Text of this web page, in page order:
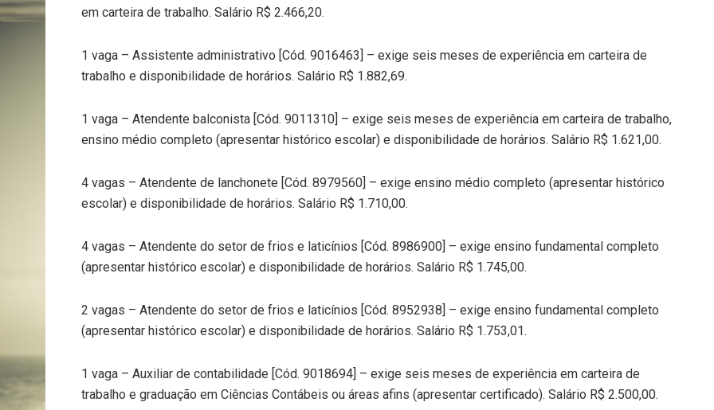
em carteira de trabalho. Salário R$ 2.466,20.
1 vaga – Assistente administrativo [Cód. 9016463] – exige seis meses de experiência em carteira de
trabalho e disponibilidade de horários. Salário R$ 1.882,69.
1 vaga – Atendente balconista [Cód. 9011310] – exige seis meses de experiência em carteira de trabalho,
ensino médio completo (apresentar histórico escolar) e disponibilidade de horários. Salário R$ 1.621,00.
4 vagas – Atendente de lanchonete [Cód. 8979560] – exige ensino médio completo (apresentar histórico
escolar) e disponibilidade de horários. Salário R$ 1.710,00.
4 vagas – Atendente do setor de frios e laticínios [Cód. 8986900] – exige ensino fundamental completo
(apresentar histórico escolar) e disponibilidade de horários. Salário R$ 1.745,00.
2 vagas – Atendente do setor de frios e laticínios [Cód. 8952938] – exige ensino fundamental completo
(apresentar histórico escolar) e disponibilidade de horários. Salário R$ 1.753,01.
1 vaga – Auxiliar de contabilidade [Cód. 9018694] – exige seis meses de experiência em carteira de
trabalho e graduação em Ciências Contábeis ou áreas afins (apresentar certificado). Salário R$ 2.500,00.